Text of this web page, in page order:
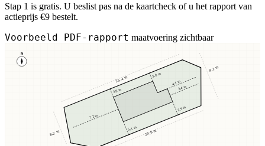
Stap 1 is gratis. U beslist pas na de kaartcheck of u het rapport van
actieprijs €9 bestelt.
Voorbeeld PDF-rapport maatvoering zichtbaar
N
3,8 m
3,8 m
5,1 m
2,9 m
7,2 m
3,4 m
4,1 m
25,4 m
23,8 m
8,2 m
9,1 m